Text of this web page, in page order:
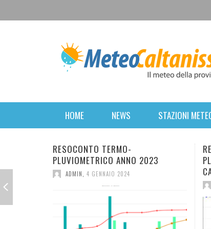
HOME NEWS STAZIONI
RESOCONTO TERMO-
PLUVIOMETRICO DELL’ANNO 2022 A
CALTANISSETTA
2 GENNAIO 2023